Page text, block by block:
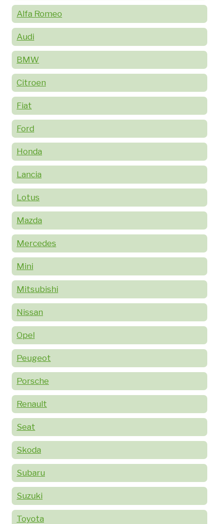
Alfa Romeo
Audi
BMW
Citroen
Fiat
Ford
Honda
Lancia
Lotus
Mazda
Mercedes
Mini
Mitsubishi
Nissan
Opel
Peugeot
Porsche
Renault
Seat
Skoda
Subaru
Suzuki
Toyota